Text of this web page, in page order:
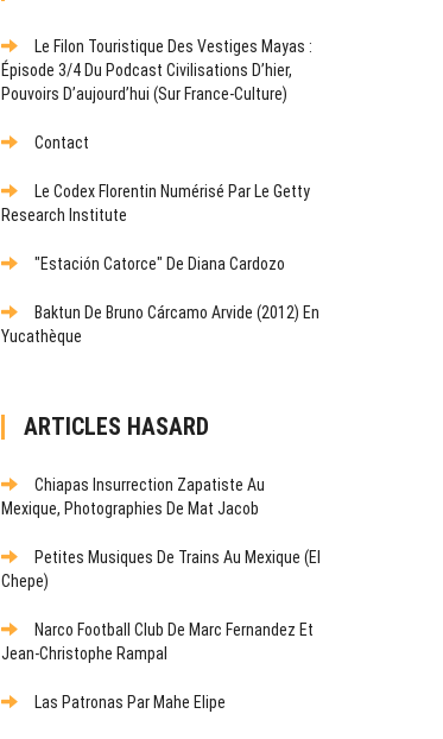
Le Filon Touristique Des Vestiges Mayas :
Épisode 3/4 Du Podcast Civilisations D’hier,
Pouvoirs D’aujourd’hui (sur France-Culture)
Contact
Le Codex Florentin Numérisé Par Le Getty
Research Institute
"Estación Catorce" De Diana Cardozo
Baktun De Bruno Cárcamo Arvide (2012) En
Yucathèque
ARTICLES HASARD
Chiapas Insurrection Zapatiste Au
Mexique, Photographies De Mat Jacob
Petites Musiques De Trains Au Mexique (El
Chepe)
Narco Football Club De Marc Fernandez Et
Jean-Christophe Rampal
Las Patronas Par Mahe Elipe